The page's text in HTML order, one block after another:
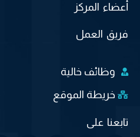
أعضاء المركز
فريق العمل
وظائف خالية
خريطة الموقع